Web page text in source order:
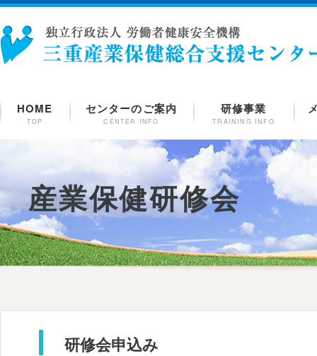
HOME
TOP
センターのご案内
CENTER INFO
研修事業
TRAINING INFO
産業保健研修会
研修会申込み